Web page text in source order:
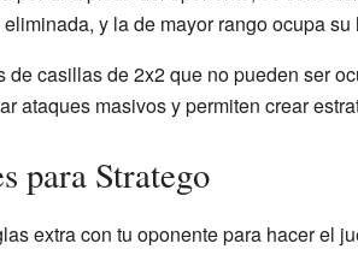
y la de mayor rango ocupa
de casillas de 2x2 que no pueden ser
ataques masivos y permiten crear
para Stratego
extra con tu oponente para hacer el